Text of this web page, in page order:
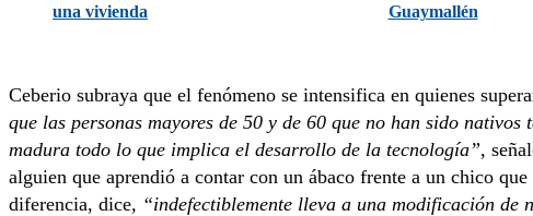
una vivienda
Guaymallén
Ceberio subraya que el fenómeno se intensifica en quienes
que las personas mayores de 50 y de 60 que no han sido
madura todo lo que implica el desarrollo de la tecnología”,
alguien que aprendió a contar con un ábaco frente a un chico
diferencia, dice, “indefectiblemente lleva a una modificación de